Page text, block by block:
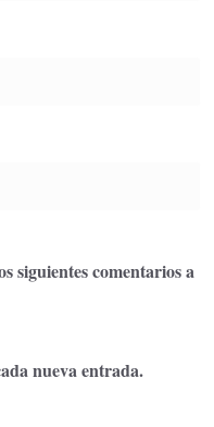
siguientes comentarios a
nueva entrada.